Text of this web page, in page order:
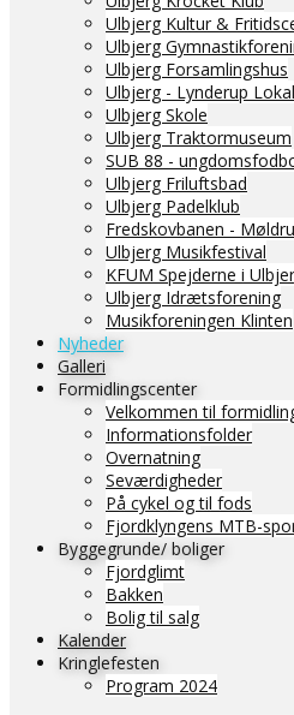
Ulbjerg Kultur &
Ulbjerg
Ulbjerg Forsamlingshus
Ulbjerg - Lynderup
Ulbjerg Skole
Ulbjerg Traktormuseum
SUB 88 -
Ulbjerg Friluftsbad
Ulbjerg Padelklub
Fredskovbanen -
Ulbjerg Musikfestival
KFUM Spejderne i
Ulbjerg Idrætsforening
Musikforeningen Klinten
Nyheder
Galleri
Formidlingscenter
Velkommen til
Informationsfolder
Overnatning
Seværdigheder
På cykel og til fods
Fjordklyngens MTB-
Byggegrunde/ boliger
Fjordglimt
Bakken
Bolig til salg
Kalender
Kringlefesten
Program 2024